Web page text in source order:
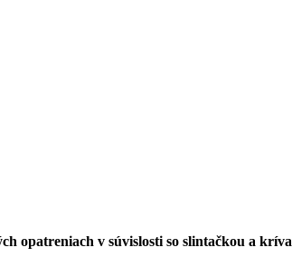
opatreniach v súvislosti so slintačkou a